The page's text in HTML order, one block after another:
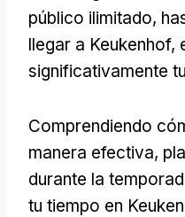
público ilimitado,
llegar a Keukenhof,
significativamente
Comprendiendo
manera efectiva,
durante la
tu tiempo en